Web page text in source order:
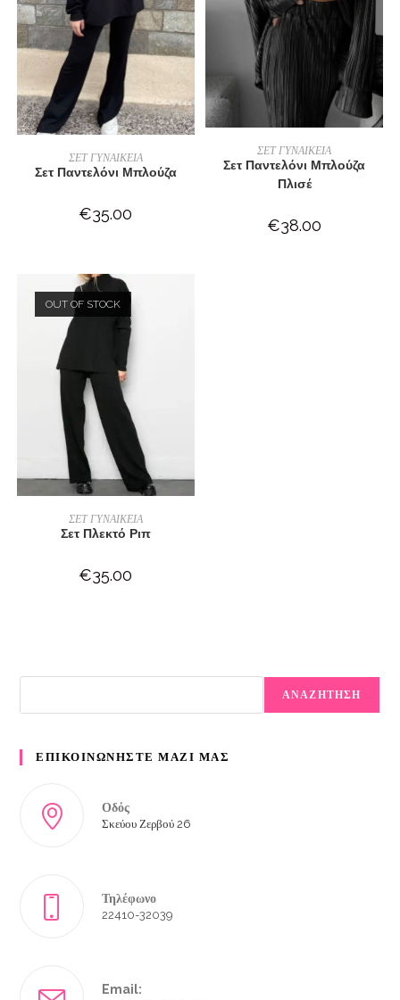
ΕΠΙΛΟΓΉ
ΣΕΤ ΓΥΝΑΙΚΕΙΑ
Σετ Παντελόνι Μπλούζα
€35.00
ΕΠΙΛΟΓΉ
ΣΕΤ ΓΥΝΑΙΚΕΙΑ
Σετ Παντελόνι Μπλούζα
Πλισέ
€38.00
OUT OF STOCK
ΕΠΙΛΟΓΉ
ΣΕΤ ΓΥΝΑΙΚΕΙΑ
Σετ Πλεκτό Ριπ
€35.00
ΑΝΑΖΗΤΗΣΗ
ΕΠΙΚΟΙΝΩΝΗΣΤΕ ΜΑΖΙ ΜΑΣ
Οδός
Σκεύου Ζερβού 26
Τηλέφωνο
22410-32039
Email: